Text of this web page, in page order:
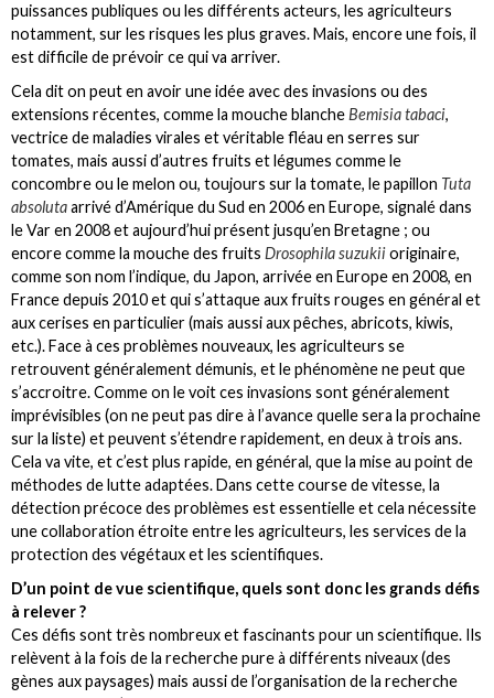
puissances publiques ou les différents acteurs, les agriculteurs
notamment, sur les risques les plus graves. Mais, encore une fois, il
est difficile de prévoir ce qui va arriver.
Cela dit on peut en avoir une idée avec des invasions ou des
extensions récentes, comme la mouche blancheBemisia tabaci,
vectrice de maladies virales et véritable fléau en serres sur
tomates, mais aussi d’autres fruits et légumes comme le
concombre ou le melon ou, toujours sur la tomate, le papillon Tuta
absolutaarrivé d’Amérique du Sud en 2006 en Europe, signalé dans
le Var en 2008 et aujourd’hui présent jusqu’en Bretagne ; ou
encore comme la mouche des fruits Drosophila suzukiioriginaire,
comme son nom l’indique, du Japon, arrivée en Europe en 2008, en
France depuis 2010 et qui s’attaque aux fruits rouges en général et
aux cerises en particulier (mais aussi aux pêches, abricots, kiwis,
etc.). Face à ces problèmes nouveaux, les agriculteurs se
retrouvent généralement démunis, et le phénomène ne peut que
s’accroitre. Comme on le voit ces invasions sont généralement
imprévisibles (on ne peut pas dire à l’avance quelle sera la prochaine
sur la liste) et peuvent s’étendre rapidement, en deux à trois ans.
Cela va vite, et c’est plus rapide, en général, que la mise au point de
méthodes de lutte adaptées. Dans cette course de vitesse, la
détection précoce des problèmes est essentielle et cela nécessite
une collaboration étroite entre les agriculteurs, les services de la
protection des végétaux et les scientifiques.
D’un point de vue scientifique, quels sont donc les grands défis
à relever ?
Ces défis sont très nombreux et fascinants pour un scientifique. Ils
relèvent à la fois de la recherche pure à différents niveaux (des
gènes aux paysages) mais aussi de l’organisation de la recherche